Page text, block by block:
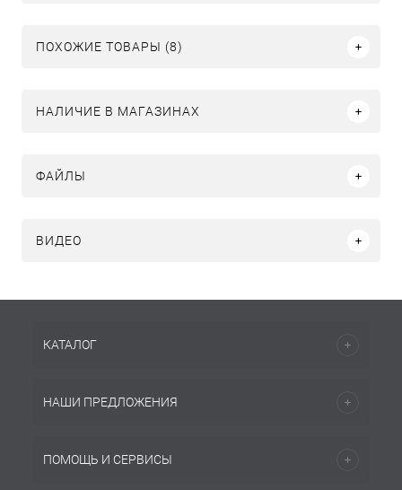
ПОХОЖИЕ ТОВАРЫ (8)
НАЛИЧИЕ В МАГАЗИНАХ
ФАЙЛЫ
ВИДЕО
КАТАЛОГ
НАШИ ПРЕДЛОЖЕНИЯ
ПОМОЩЬ И СЕРВИСЫ